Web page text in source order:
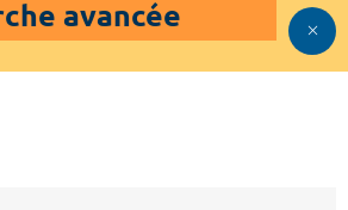
avancée